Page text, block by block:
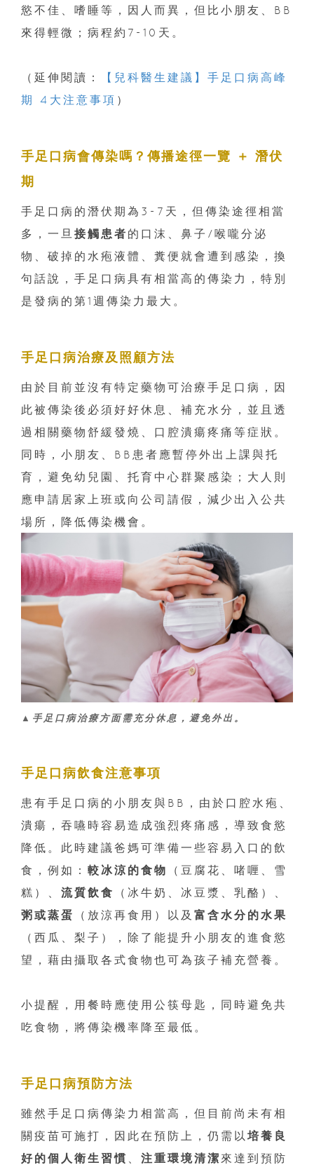
慾不佳、嗜睡等，因人而異，但比小朋友、BB
來得輕微；病程約7-10天。
（延伸閱讀：
【兒科醫生建議】手足口病高峰
期 4大注意事項 ）
手足口病會傳染嗎？傳播途徑一覽 ＋ 潛伏
期
手足口病的潛伏期為3-7天，但傳染途徑相當
多，一旦 接觸患者 的口沫、鼻子/喉嚨分泌
物、破掉的水疱液體、糞便就會遭到感染，換
句話說，手足口病具有相當高的傳染力，特別
是發病的第1週傳染力最大。
手足口病治療及照顧方法
由於目前並沒有特定藥物可治療手足口病，因
此被傳染後必須好好休息、補充水分，並且透
過相關藥物舒緩發燒、口腔潰瘍疼痛等症狀。
同時，小朋友、BB患者應暫停外出上課與托
育，避免幼兒園、托育中心群聚感染；大人則
應申請居家上班或向公司請假，減少出入公共
場所，降低傳染機會。
▲手足口病治療方面需充分休息，避免外出。
手足口病飲食注意事項
患有手足口病的小朋友與BB，由於口腔水疱、
潰瘍，吞嚥時容易造成強烈疼痛感，導致食慾
降低。此時建議爸媽可準備一些容易入口的飲
食，例如： 較冰涼的食物
（豆腐花、啫喱、雪
糕）、 流質飲食
（冰牛奶、冰豆漿、乳酪）、
粥或蒸蛋
（放涼再食用）以及 富含水分的水果
（西瓜、梨子），除了能提升小朋友的進食慾
望，藉由攝取各式食物也可為孩子補充營養。
小提醒，用餐時應使用公筷母匙，同時避免共
吃食物，將傳染機率降至最低。
手足口病預防方法
雖然手足口病傳染力相當高，但目前尚未有相
關疫苗可施打，因此在預防上，仍需以 培養良
好的個人衛生習慣
注重環境清潔 來達到預防